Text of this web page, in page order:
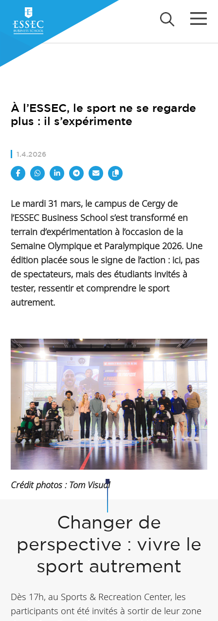
À l’ESSEC, le sport ne se regarde
plus : il s’expérimente
1.4.2026
Le mardi 31 mars, le campus de Cergy de
l‘ESSEC Business School s’est transformé en
terrain d’expérimentation à l’occasion de la
Semaine Olympique et Paralympique 2026. Une
édition placée sous le signe de l’action : ici, pas
de spectateurs, mais des étudiants invités à
tester, ressentir et comprendre le sport
autrement.
Crédit photos : Tom Visual
Changer de
perspective : vivre le
sport autrement
Dès 17h, au Sports & Recreation Center, les
participants ont été invités à sortir de leur zone